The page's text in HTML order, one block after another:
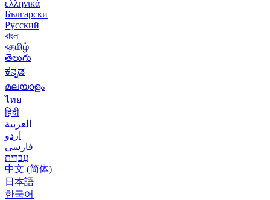
ελληνικά
Български
Русский
বাংলা
বதமிழ்
తెలుగు
ಕನ್ನಡ
മലയാളം
ไทย
हिंदी
العربية
اردو
فارسی
עִברִית
中文 (简体)
日本語
한국어